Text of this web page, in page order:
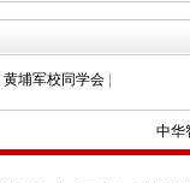
黄埔军校同学会
中华